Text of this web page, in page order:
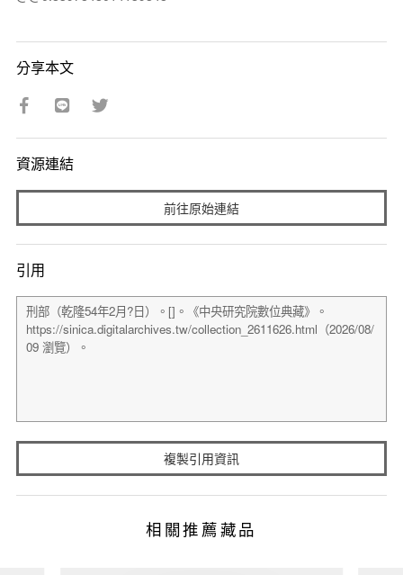
分享本文
資源連結
前往原始連結
引用
複製引用資訊
相關推薦藏品